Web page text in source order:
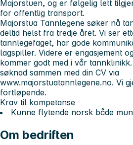
Majorstuen, og er følgelig lett
for offentlig transport.
Majorstua Tannlegene søker nå
deltid helst fra tredje året. Vi ser
tannlegefaget, har gode
lagspiller. Videre er engasjement
kommer godt med i vår
søknad sammen med din CV via
www.majorstuatannlegene.no. Vi
fortløpende.
Krav til kompetanse
Kunne flytende norsk både
Om bedriften